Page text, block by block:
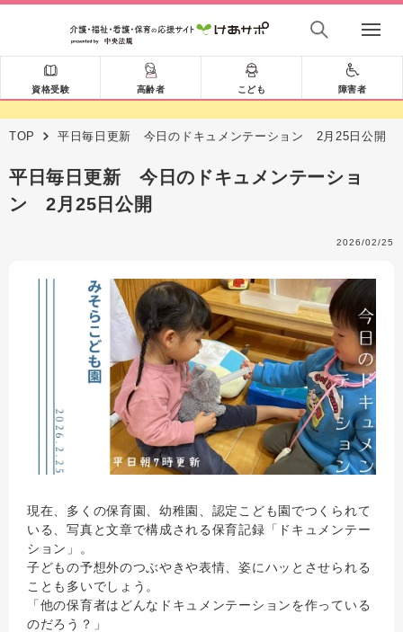
資格受験 高齢者 こども 障害者
TOP 平日毎日更新 今日のドキュメンテーション 2月25日公開
平日毎日更新 今日のドキュメンテーショ
ン 2月25日公開
2026/02/25
現在、多くの保育園、幼稚園、認定こども園でつくられて
いる、写真と文章で構成される保育記録「ドキュメンテー
ション」。
子どもの予想外のつぶやきや表情、姿にハッとさせられる
ことも多いでしょう。
「他の保育者はどんなドキュメンテーションを作っている
のだろう？」